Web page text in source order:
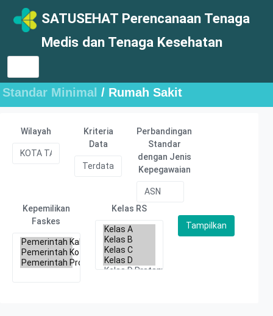
SATUSEHAT Perencanaan Tenaga
Medis dan Tenaga Kesehatan
Standar Minimal / Rumah Sakit
Wilayah
Kriteria
Data
Perbandingan
Standar
dengan Jenis
Kepegawaian
Kepemilikan
Faskes
Kelas RS